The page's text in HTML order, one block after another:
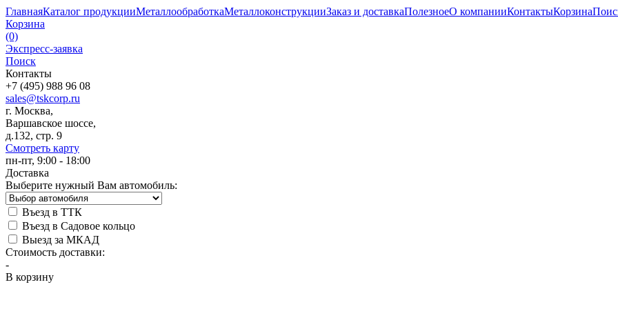
ГлавнаяКаталог продукцииМеталлообработкаМеталлоконструкцииЗаказ и доставкаПолезноеО компанииКонтактыКорзина
Корзина
(0)
Экспресс-заявка
Поиск
Контакты
+7 (495) 988 96 08
sales@tskcorp.ru
г. Москва,
Варшавское шоссе,
д.132, стр. 9
Смотреть карту
пн-пт, 9:00 - 18:00
Доставка
Выберите нужный Вам автомобиль:
Въезд в ТТК
Въезд в Садовое кольцо
Выезд за МКАД
Стоимость доставки:
-
В корзину